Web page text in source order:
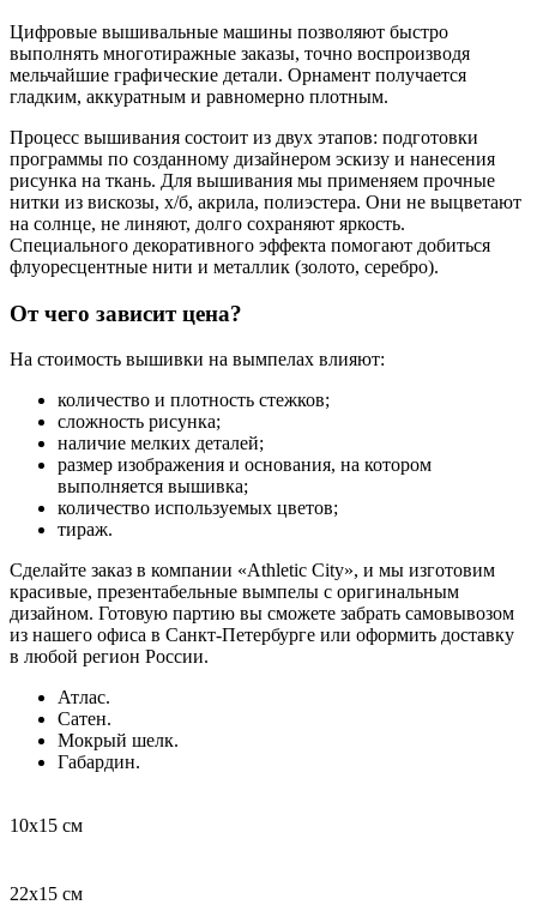
Цифровые вышивальные машины позволяют быстро
выполнять многотиражные заказы, точно воспроизводя
мельчайшие графические детали. Орнамент получается
гладким, аккуратным и равномерно плотным.
Процесс вышивания состоит из двух этапов: подготовки
программы по созданному дизайнером эскизу и нанесения
рисунка на ткань. Для вышивания мы применяем прочные
нитки из вискозы, х/б, акрила, полиэстера. Они не выцветают
на солнце, не линяют, долго сохраняют яркость.
Специального декоративного эффекта помогают добиться
флуоресцентные нити и металлик (золото, серебро).
От чего зависит цена?
На стоимость вышивки на вымпелах влияют:
количество и плотность стежков;
сложность рисунка;
наличие мелких деталей;
размер изображения и основания, на котором
выполняется вышивка;
количество используемых цветов;
тираж.
Сделайте заказ в компании «Athletic City», и мы изготовим
красивые, презентабельные вымпелы с оригинальным
дизайном. Готовую партию вы сможете забрать самовывозом
из нашего офиса в Санкт-Петербурге или оформить доставку
в любой регион России.
Атлас.
Сатен.
Мокрый шелк.
Габардин.
10х15 см
22х15 см